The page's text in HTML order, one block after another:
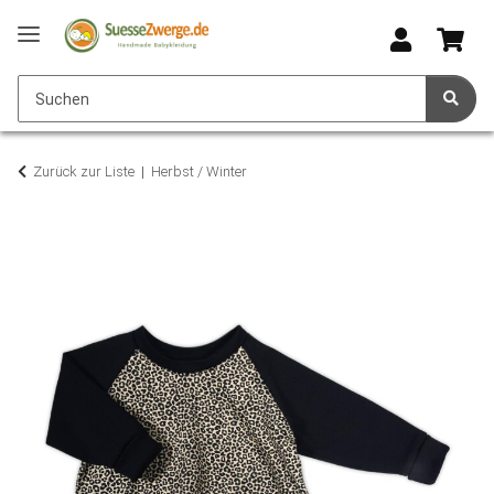
Zurück zur Liste Herbst / Winter